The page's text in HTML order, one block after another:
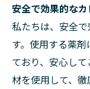
安全で効果的な
私たちは、安全
す。使用する薬
ており、安心し
材を使用して、